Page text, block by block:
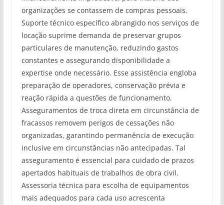
organizações se contassem de compras pessoais.
Suporte técnico específico abrangido nos serviços de
locação suprime demanda de preservar grupos
particulares de manutenção, reduzindo gastos
constantes e assegurando disponibilidade a
expertise onde necessário. Esse assistência engloba
preparação de operadores, conservação prévia e
reação rápida a questões de funcionamento.
Asseguramentos de troca direta em circunstância de
fracassos removem perigos de cessações não
organizadas, garantindo permanência de execução
inclusive em circunstâncias não antecipadas. Tal
asseguramento é essencial para cuidado de prazos
apertados habituais de trabalhos de obra civil.
Assessoria técnica para escolha de equipamentos
mais adequados para cada uso acrescenta